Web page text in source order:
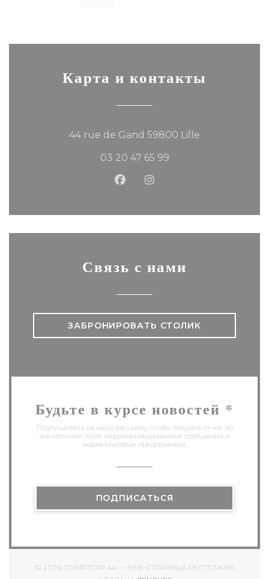
Карта и контакты
44 rue de Gand 59800 Lille
03 20 47 65 99
Facebook ((открывается в
Instagram
Связь с нами
ЗАБРОНИРОВАТЬ СТОЛИК
Будьте в курсе новостей *
Подпишитесь на нашу рассылку, чтобы получать от нас по
электронной почте персонализированные сообщения и
маркетинговые предложения.
ПОДПИСАТЬСЯ
© 2026 COMPTOIR 44 — ВЕБ-СТРАНИЦА РЕСТОРАНА